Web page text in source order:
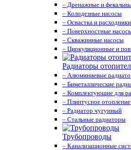
– Дренажные и
– Колодезные насосы
– Оснастка и
– Поверхностные
– Скважинные насосы
– Циркуляционные и
Радиаторы
– Алюминиевые
– Биметаллические
– Комплектующие для
– Плинтусное отопление
– Радиатор чугунный
– Стальные радиаторы
Трубопроводы
– Канализационные